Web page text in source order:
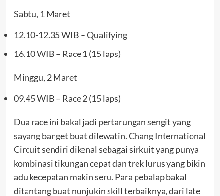
Sabtu, 1 Maret
12.10-12.35 WIB – Qualifying
16.10 WIB – Race 1 (15 laps)
Minggu, 2 Maret
09.45 WIB – Race 2 (15 laps)
Dua race ini bakal jadi pertarungan sengit yang
sayang banget buat dilewatin. Chang International
Circuit sendiri dikenal sebagai sirkuit yang punya
kombinasi tikungan cepat dan trek lurus yang bikin
adu kecepatan makin seru. Para pebalap bakal
ditantang buat nunjukin skill terbaiknya, dari late